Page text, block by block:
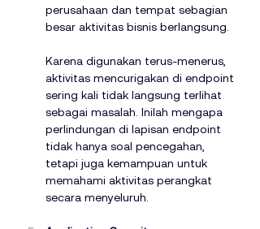
perusahaan dan tempat sebagian
besar aktivitas bisnis berlangsung.
Karena digunakan terus-menerus,
aktivitas mencurigakan di endpoint
sering kali tidak langsung terlihat
sebagai masalah. Inilah mengapa
perlindungan di lapisan endpoint
tidak hanya soal pencegahan,
tetapi juga kemampuan untuk
memahami aktivitas perangkat
secara menyeluruh.